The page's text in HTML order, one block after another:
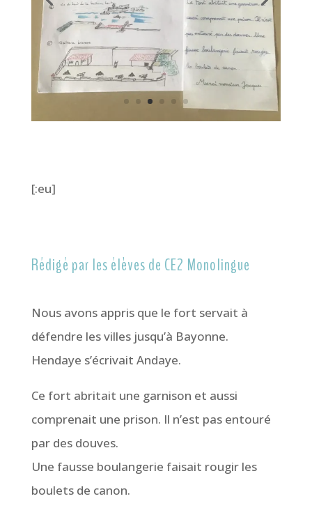
[:eu]
Rédigé par les élèves de CE2 Monolingue
Nous avons appris que le fort servait à
défendre les villes jusqu’à Bayonne.
Hendaye s’écrivait Andaye.
Ce fort abritait une garnison et aussi
comprenait une prison. Il n’est pas entouré
par des douves.
Une fausse boulangerie faisait rougir les
boulets de canon.